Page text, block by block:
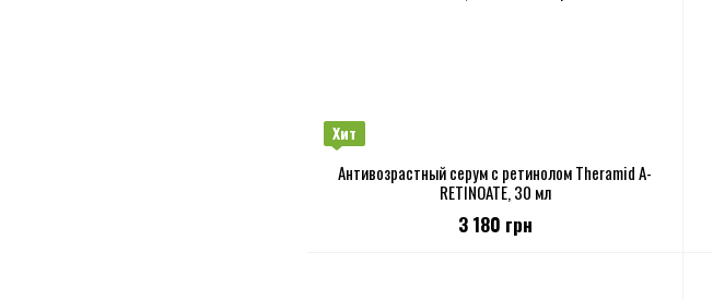
Хит
Антивозрастный серум с ретинолом Theramid A-
RETINOATE, 30 мл
3 180 грн